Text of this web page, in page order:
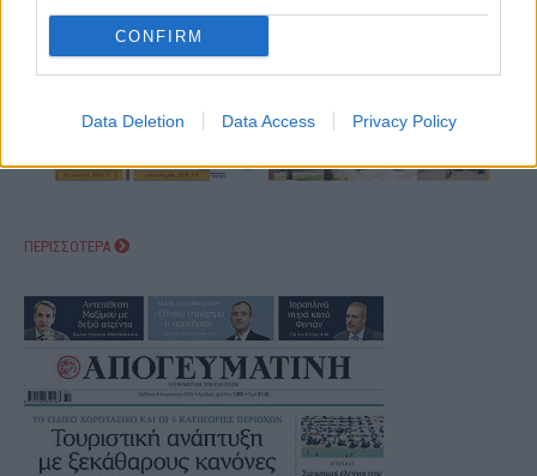
CONFIRM
Data Deletion Data Access Privacy Policy
ΠΕΡΙΣΣΟΤΕΡΑ